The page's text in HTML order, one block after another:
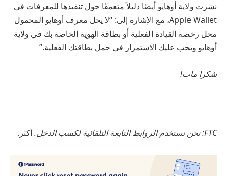
نشرت ولاية أوهايو أيضًا دليلاً متعمقًا حول تنفيذها للمعرفات في
Apple Wallet، مع الإشارة إلى: “لا يحل معرف أوهايو المحمول
محل رخصة القيادة الفعلية أو بطاقة الهوية الخاصة بك في ولاية
أوهايو ويجب عليك الاستمرار في حمل بطاقتك الفعلية.”
شكرا مات!
FTC: نحن نستخدم الروابط التابعة التلقائية لكسب الدخل. أكثر.